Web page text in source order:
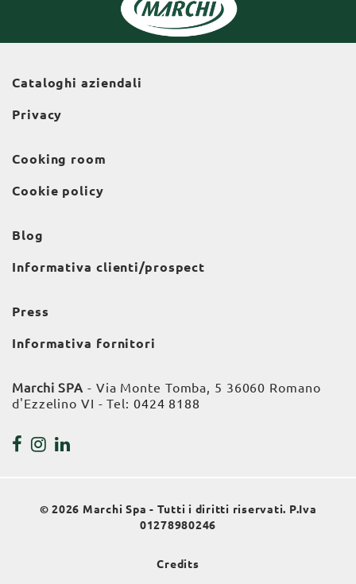
Cataloghi aziendali
Privacy
Cooking room
Cookie policy
Blog
Informativa clienti/prospect
Press
Informativa fornitori
Marchi SPA - Via Monte Tomba, 5 36060 Romano
d'Ezzelino VI - Tel: 0424 8188
© 2026 Marchi Spa - Tutti i diritti riservati. P.Iva
01278980246
Credits